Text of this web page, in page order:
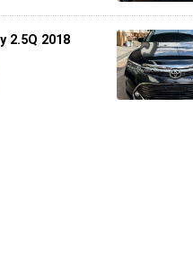
2.5Q 2018